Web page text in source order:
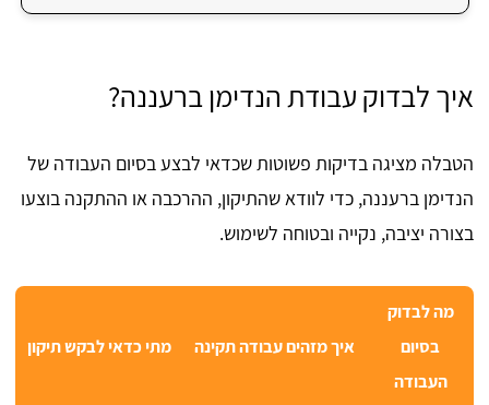
איך לבדוק עבודת הנדימן ברעננה?
הטבלה מציגה בדיקות פשוטות שכדאי לבצע בסיום העבודה של
הנדימן ברעננה, כדי לוודא שהתיקון, ההרכבה או ההתקנה בוצעו
בצורה יציבה, נקייה ובטוחה לשימוש.
מה לבדוק
בסיום
העבודה
איך מזהים עבודה תקינה מתי כדאי לבקש תיקון